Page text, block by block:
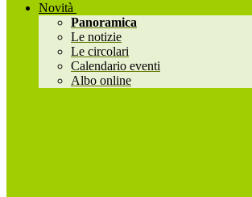
Novità
Panoramica
Le notizie
Le circolari
Calendario eventi
Albo online